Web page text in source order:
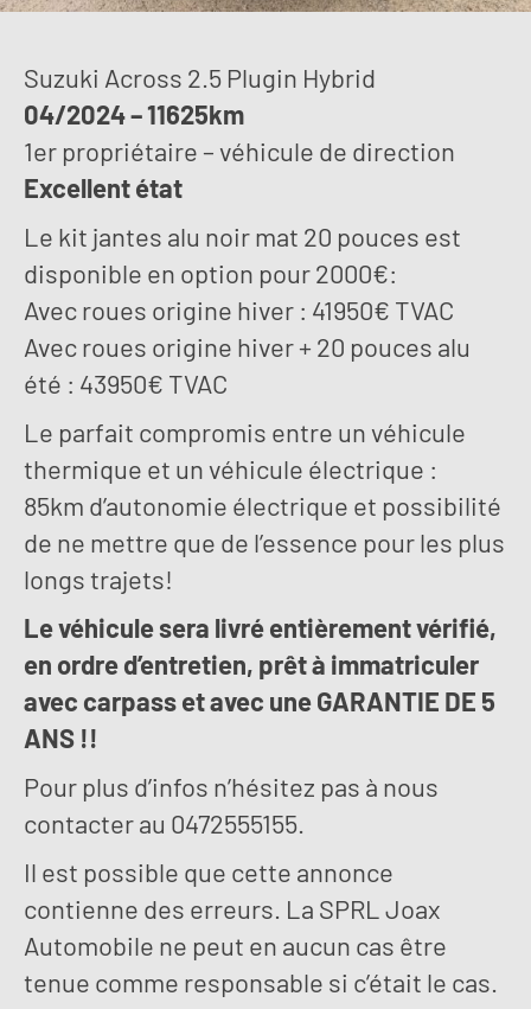
Suzuki Across 2.5 Plugin Hybrid
04/2024 – 11625km
1er propriétaire – véhicule de direction
Excellent état
Le kit jantes alu noir mat 20 pouces est
disponible en option pour 2000€:
Avec roues origine hiver : 41950€ TVAC
Avec roues origine hiver + 20 pouces alu
été : 43950€ TVAC
Le parfait compromis entre un véhicule
thermique et un véhicule électrique :
85km d’autonomie électrique et possibilité
de ne mettre que de l’essence pour les plus
longs trajets!
Le véhicule sera livré entièrement vérifié,
en ordre d’entretien, prêt à immatriculer
avec carpass et avec une GARANTIE DE 5
ANS !!
Pour plus d’infos n’hésitez pas à nous
contacter au 0472555155.
Il est possible que cette annonce
contienne des erreurs. La SPRL Joax
Automobile ne peut en aucun cas être
tenue comme responsable si c’était le cas.